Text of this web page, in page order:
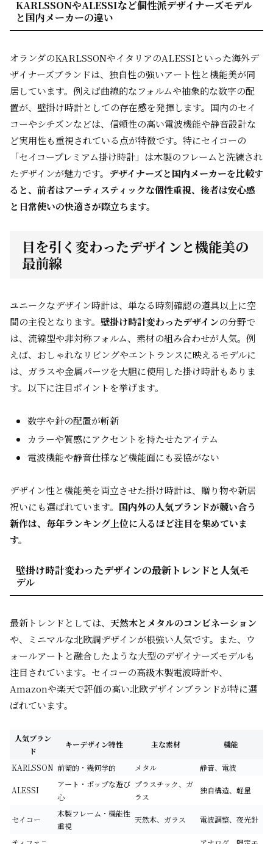
KARLSSONやALESSIなど個性派デザイナーズモデル
と国内メーカーの違い
オランダのKARLSSONやイタリアのALESSIといった海外デ
ザイナーズブランドは、独自性の強いアート性と機能美が同
居しています。例えば曲線的なフォルムや抽象的な数字の配
置が、壁掛け時計としての存在感を発揮します。国内のセイ
コーやシチズンなどは、信頼性の高い電波機能や静音設計な
ど実用性も重視されている点が特徴です。特にセイコーの
「セイコープレミアム掛け時計」は木製のフレームと洗練され
たデザインが魅力です。 デザイナーズと国内メーカーを比較す
ると、前者はアーティスティックな個性重視、後者は安心感
と日常使いの快適さが際立ちます。
目を引く変わったデザインと機能美の
最前線
ユニークなデザイン時計は、単なる時刻確認の道具以上に空
間の主役となります。 壁掛け時計変わったデザインの分野で
は、流線型や非対称フォルム、素材の組み合わせが人気。例
えば、おしゃれなリビングやエントランスに映えるモデルに
は、ガラスや金属パーツを大胆に使用した掛け時計もありま
す。以下に注目ポイントを挙げます。
数字や針の配置が斬新
カラーや質感にアクセントを持たせたアイテム
電波機能や静音仕様など機能面にも妥協がない
デザイン性と機能美を両立させた掛け時計は、贈り物や新居
祝いにも選ばれています。 国内外の人気ブランドが競い合う
新作は、毎年ランキング上位に入るほど注目を集めていま
す。
壁掛け時計変わったデザインの最新トレンドと人気モ
デル
最新トレンドとしては、 天然木とメタルのコンビネーション
や、ミニマルな北欧調デザインが根強い人気です。また、ウ
ォールアートと融合したような大型のデザイナーズモデルも
注目されています。セイコーの高級木製電波時計や、
Amazonや楽天で評価の高い北欧デザインブランドが特に選
ばれています。
人気ブラン
ド
キーデザイン特性 主な素材 機能
KARLSSON 前衛的・幾何学的 メタル 静音、電波
ALESSI
アート・ポップな遊び
心
プラスチック、ガ
ラス
独自構造、軽量
セイコー
木製フレーム・機能性
重視
天然木、ガラス 電波調整、夜光針